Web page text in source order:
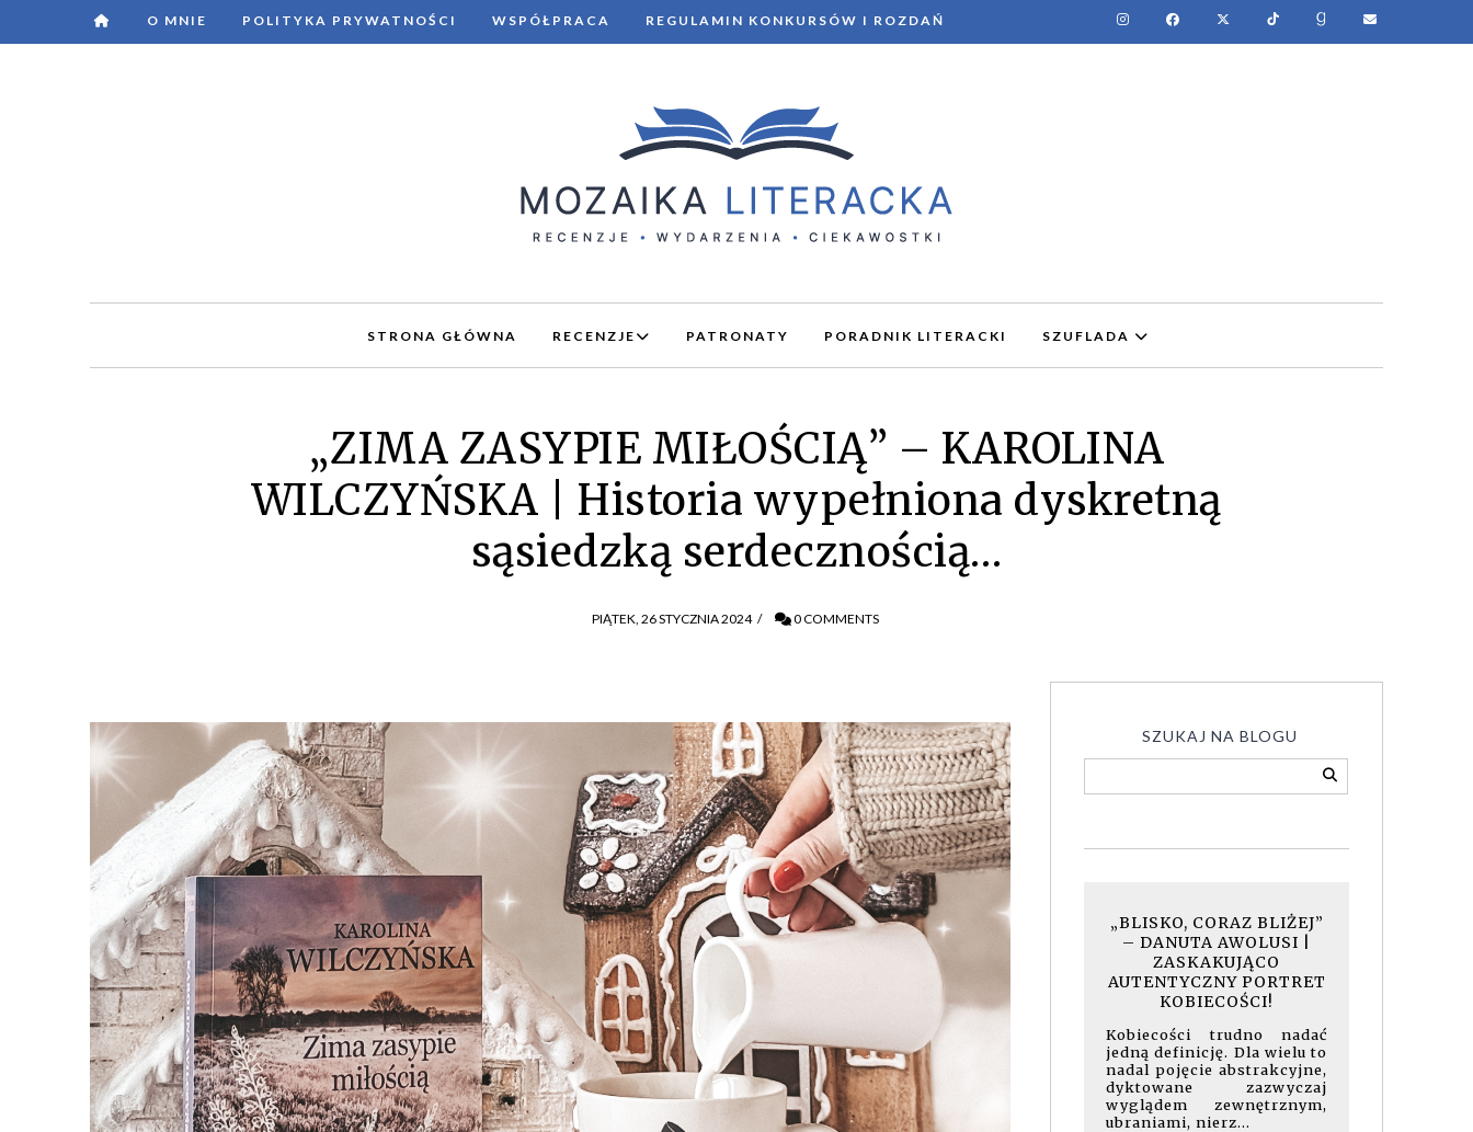
O MNIE POLITYKA PRYWATNOŚCI WSPÓŁPRACA REGULAMIN KONKURSÓW I ROZDAŃ
STRONA GŁÓWNA RECENZJE PATRONATY PORADNIK LITERACKI SZUFLADA
„ZIMA ZASYPIE MIŁOŚCIĄ” – KAROLINA
WILCZYŃSKA | Historia wypełniona dyskretną
sąsiedzką serdecznością…
PIĄTEK, 26 STYCZNIA 2024 / 0 COMMENTS
SZUKAJ NA BLOGU
„BLISKO, CORAZ BLIŻEJ”
– DANUTA AWOLUSI |
ZASKAKUJĄCO
AUTENTYCZNY PORTRET
KOBIECOŚCI!
Kobiecości trudno nadać
jedną definicję. Dla wielu to
nadal pojęcie abstrakcyjne,
dyktowane zazwyczaj
wyglądem zewnętrznym,
ubraniami, nierz...